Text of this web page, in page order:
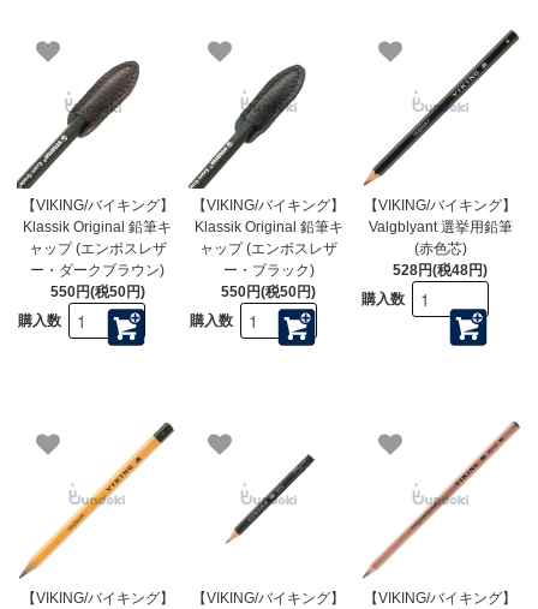
【VIKING/バイキング】
Klassik Original 鉛筆キ
ャップ (エンボスレザ
ー・ダークブラウン)
550円(税50円)
購入数
【VIKING/バイキング】
Klassik Original 鉛筆キ
ャップ (エンボスレザ
ー・ブラック)
550円(税50円)
購入数
【VIKING/バイキング】
Valgblyant 選挙用鉛筆
(赤色芯)
528円(税48円)
購入数
【VIKING/バイキング】
【VIKING/バイキング】
【VIKING/バイキング】